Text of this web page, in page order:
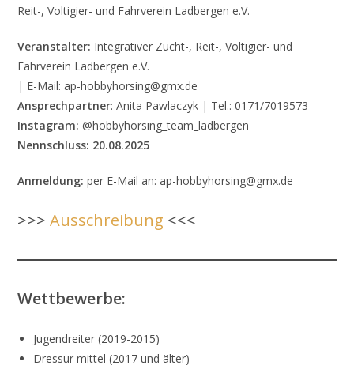
Reit-, Voltigier- und Fahrverein Ladbergen e.V.
Veranstalter: Integrativer Zucht-, Reit-, Voltigier- und
Fahrverein Ladbergen e.V.
| E-Mail: ap-hobbyhorsing@gmx.de
Ansprechpartner: Anita Pawlaczyk | Tel.: 0171/7019573
Instagram:@hobbyhorsing_team_ladbergen
Nennschluss: 20.08.2025
Anmeldung:per E-Mail an: ap-hobbyhorsing@gmx.de
>>>Ausschreibung <<<
Wettbewerbe:
Jugendreiter (2019-2015)
Dressur mittel (2017 und älter)